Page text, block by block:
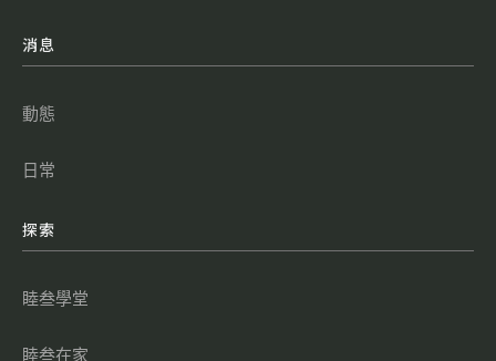
消息
動態
日常
探索
睦叁學堂
睦叁在家